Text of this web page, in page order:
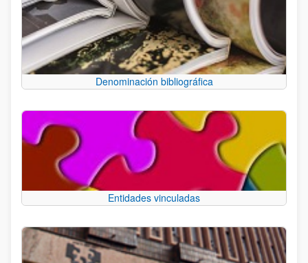
Denominación bibliográfica
Entidades vinculadas